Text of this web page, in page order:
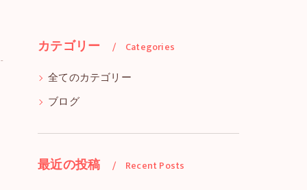
カテゴリー Categories
全てのカテゴリー
ブログ
最近の投稿 Recent Posts